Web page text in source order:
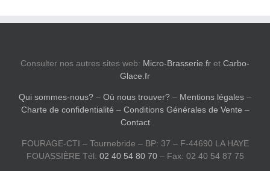
Consulter nos autres sites web: Micro-Brasserie.fr et Carbo-
Glace.fr
Qui sommes-nous? – Où nous trouver? – Mentions légales –
Charte de confidentialité – Conditions Générales de Vente –
Contact
FOURAGE-CTI – Tournebride – BP: 37 – F-44690 LA HAYE
FOUASSIÈRE Tél: 02 40 54 80 70– Fax: 02 40 54 87 75